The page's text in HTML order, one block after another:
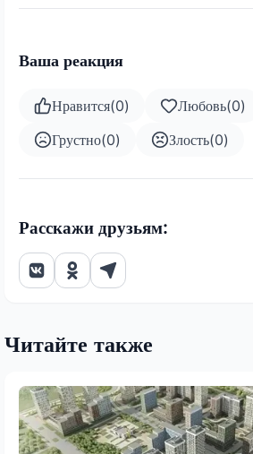
Ваша реакция
Нравится(0) Любовь(0)
Грустно(0) Злость(0)
Расскажи друзьям:
Читайте также